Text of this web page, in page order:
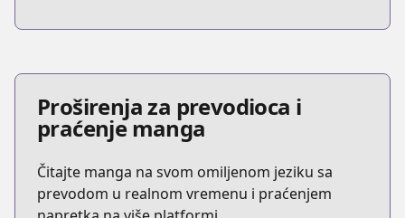
Proširenja za prevodioca i
praćenje manga
Čitajte manga na svom omiljenom jeziku sa
prevodom u realnom vremenu i praćenjem